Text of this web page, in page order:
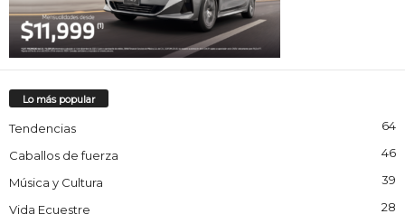
Lo más popular
Tendencias 64
Caballos de fuerza 46
Música y Cultura 39
Vida Ecuestre 28